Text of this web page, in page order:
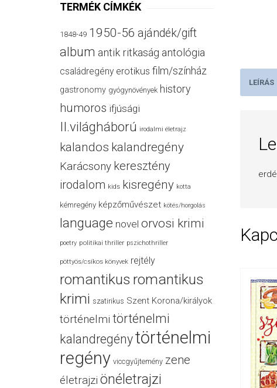
LEÍRÁS
TERMÉK CÍMKÉK
1848-49 1950-56 ajándék/gift
album antik ritkaság antológia
családregény erotikus film/színház
gastronomy gyógynövények history
humoros ifjúsági
II.világháború irodalmi életrajz
kalandos kalandregény
Karácsony keresztény
irodalom kids kisregény kotta
kémregény képzőművészet kötés/horgolás
language novel orvosi krimi
poetry politikai thriller pszichothriller
pöttyös/csíkos könyvek rejtély
romantikus romantikus
krimi szatirikus Szent Korona/királyok
történelmi történelmi
kalandregénytörténelmi
regény viccgyűjtemény zene
életrajzi önéletrajzi